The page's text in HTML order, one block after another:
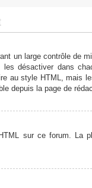
un large contrôle de
désactiver dans
au style HTML, mais
depuis la page de
sur ce forum. La